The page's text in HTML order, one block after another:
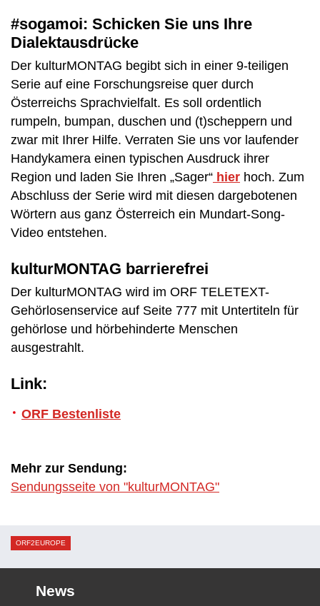
#sogamoi: Schicken Sie uns Ihre
Dialektausdrücke
Der kulturMONTAG begibt sich in einer 9-teiligen
Serie auf eine Forschungsreise quer durch
Österreichs Sprachvielfalt. Es soll ordentlich
rumpeln, bumpan, duschen und (t)scheppern und
zwar mit Ihrer Hilfe. Verraten Sie uns vor laufender
Handykamera einen typischen Ausdruck ihrer
Region und laden Sie Ihren „Sager“ hier hoch. Zum
Abschluss der Serie wird mit diesen dargebotenen
Wörtern aus ganz Österreich ein Mundart-Song-
Video entstehen.
kulturMONTAG barrierefrei
Der kulturMONTAG wird im ORF TELETEXT-
Gehörlosenservice auf Seite 777 mit Untertiteln für
gehörlose und hörbehinderte Menschen
ausgestrahlt.
Link:
ORF Bestenliste
Mehr zur Sendung:
Sendungsseite von "kulturMONTAG"
ORF2EUROPE
News